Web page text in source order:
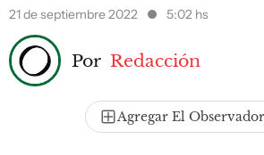
21 de septiembre 2022
5:02 hs
Por Redacción
Agregar El